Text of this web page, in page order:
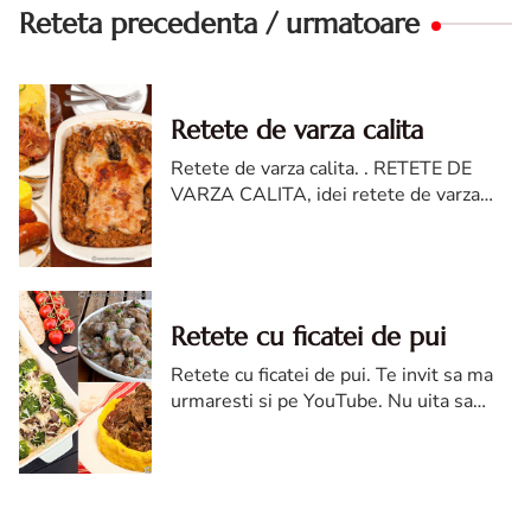
Reteta precedenta / urmatoare
Retete de varza calita
Retete de varza calita. . RETETE DE
VARZA CALITA, idei retete de varza
Retete cu ficatei de pui
Retete cu ficatei de pui. Te invit sa ma
urmaresti si pe YouTube. Nu uita sa